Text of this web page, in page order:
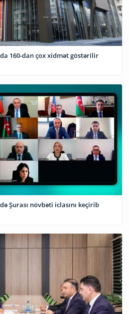
160-dan çox xidmət göstərilir
Şurası növbəti iclasını keçirib